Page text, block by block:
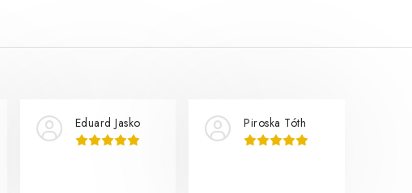
Eduard Jasko Piroska Tóth